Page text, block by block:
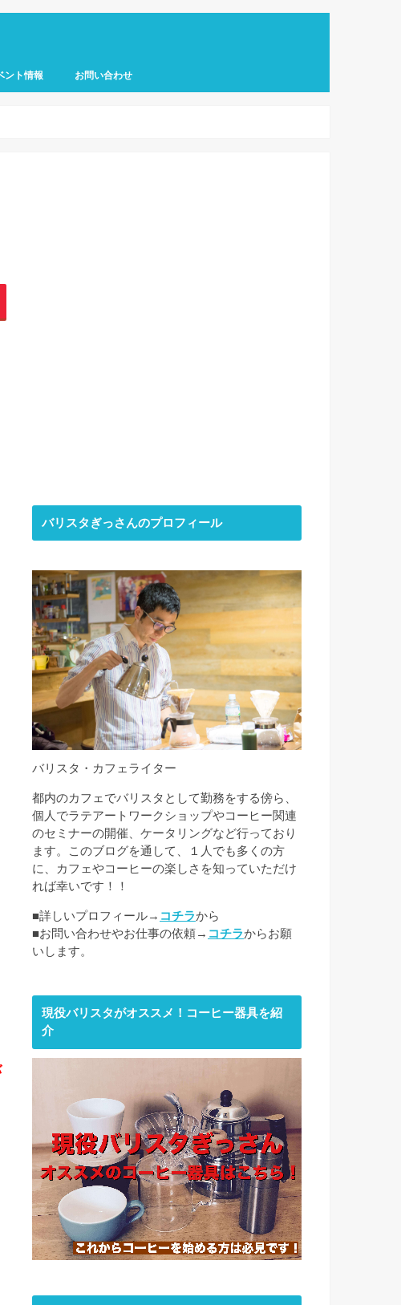
ント情報 お問い合わせ
バリスタぎっさんのプロフィール
バリスタ・カフェライター
都内のカフェでバリスタとして勤務をする傍ら、
個人でラテアートワークショップやコーヒー関連
のセミナーの開催、ケータリングなど行っており
ます。このブログを通して、１人でも多くの方
に、カフェやコーヒーの楽しさを知っていただけ
れば幸いです！！
■詳しいプロフィール→ コチラから
■お問い合わせやお仕事の依頼→ コチラからお願
いします。
現役バリスタがオススメ！コーヒー器具を紹
介